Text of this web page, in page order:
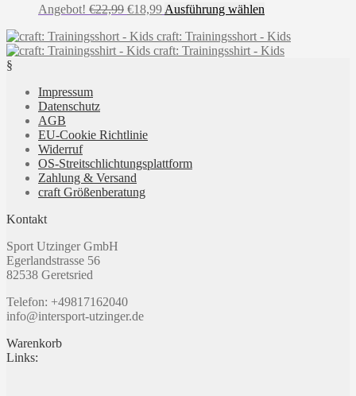
gewählt
werden
Die
können
auf
Angebot! €22,99 Ursprünglicher
war:
€22,99
€18,99Aktueller
ist:
€18,99.
Ausführung wählen
weist
mehrere
craft: Trainingsshort - Kids
craft: Trainingsshirt - Kids
§
Impressum
Datenschutz
AGB
EU-Cookie Richtlinie
Widerruf
OS-Streitschlichtungsplattform
Zahlung & Versand
craft Größenberatung
Kontakt
Sport Utzinger GmbH
Egerlandstrasse 56
82538 Geretsried
Telefon: +49817162040
info@intersport-utzinger.de
Warenkorb
Links: